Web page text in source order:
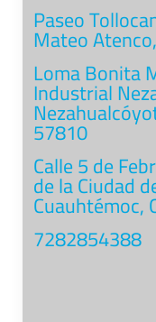
Paseo
Mateo
Loma Bonita
Industrial
57810
Calle 5 de
de la Ciudad
Cuauhtémoc,
7282854388